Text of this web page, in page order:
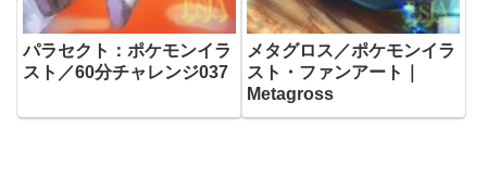
パラセクト：ポケモンイラ
スト／60分チャレンジ037
メタグロス／ポケモンイラ
スト・ファンアート｜
Metagross